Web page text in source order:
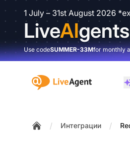
1 July – 31st August 2026
LiveAI
Use codeSUMMER-33Mfor monthly
:site.title
/ Интеграции /